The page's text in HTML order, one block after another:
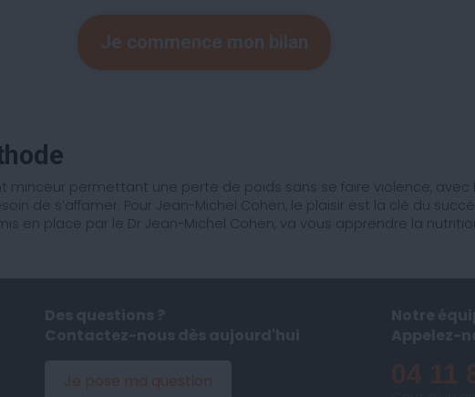
Je commence mon bilan
permettant une perte de poids sans se faire violence, avec
de s’affamer. Pour Jean-Michel Cohen, le plaisir est la clé du
en place par le Dr Jean-Michel Cohen, va vous apprendre la
Je pose ma question